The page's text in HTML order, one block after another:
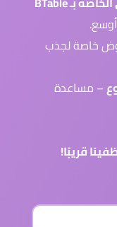
خاصة لجذب
– مساعدة
قريبًا!